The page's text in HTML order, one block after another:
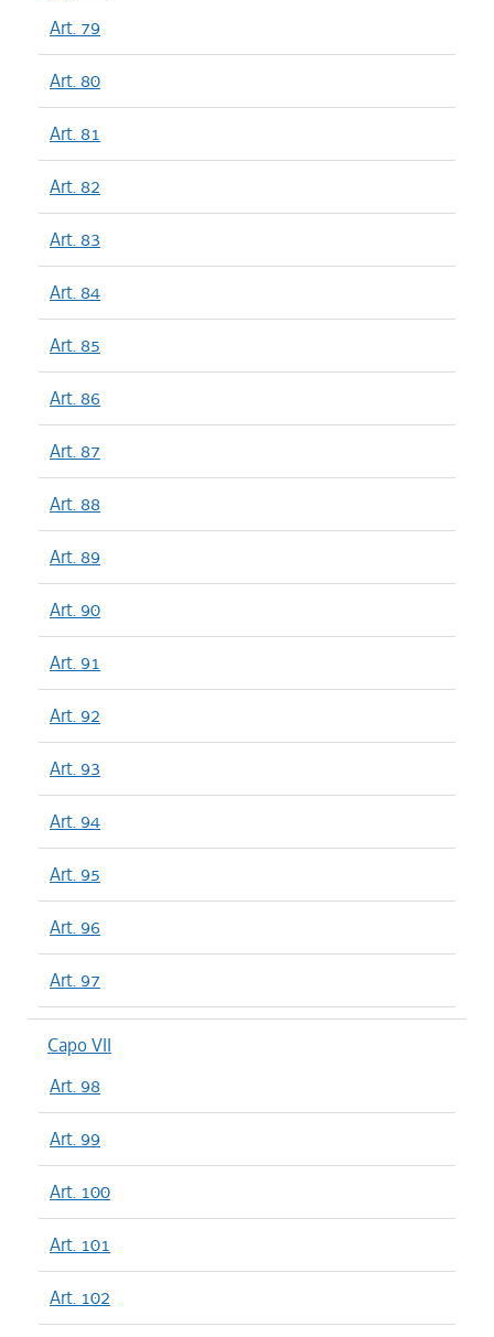
Art. 79
Art. 80
Art. 81
Art. 82
Art. 83
Art. 84
Art. 85
Art. 86
Art. 87
Art. 88
Art. 89
Art. 90
Art. 91
Art. 92
Art. 93
Art. 94
Art. 95
Art. 96
Art. 97
Capo VII
Art. 98
Art. 99
Art. 100
Art. 101
Art. 102